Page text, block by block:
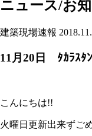
ニュース/お
建築現場速報
11月20日 ﾀｶﾗｽﾀ
こんにちは!!
火曜日更新出来ずご